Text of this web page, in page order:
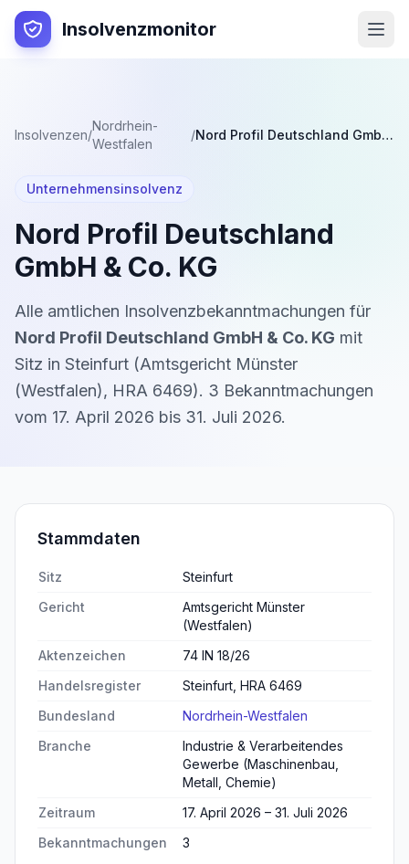
Insolvenzmonitor
Insolvenzen/
Nordrhein-
Westfalen
/ Nord Profil Deutschland GmbH & Co. KG
Unternehmensinsolvenz
Nord Profil Deutschland
GmbH & Co. KG
Alle amtlichen Insolvenzbekanntmachungen für
Nord Profil Deutschland GmbH & Co. KG mit
Sitz in Steinfurt (Amtsgericht Münster
(Westfalen), HRA 6469). 3 Bekanntmachungen
vom 17. April 2026 bis 31. Juli 2026.
Stammdaten
Sitz
Steinfurt
Gericht
Amtsgericht Münster
(Westfalen)
Aktenzeichen
74 IN 18/26
Handelsregister
Steinfurt, HRA 6469
Bundesland
Nordrhein-Westfalen
Branche
Industrie & Verarbeitendes
Gewerbe (Maschinenbau,
Metall, Chemie)
Zeitraum
17. April 2026 – 31. Juli 2026
Bekanntmachungen
3